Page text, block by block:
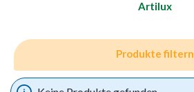
Artilux
Produkte filtern